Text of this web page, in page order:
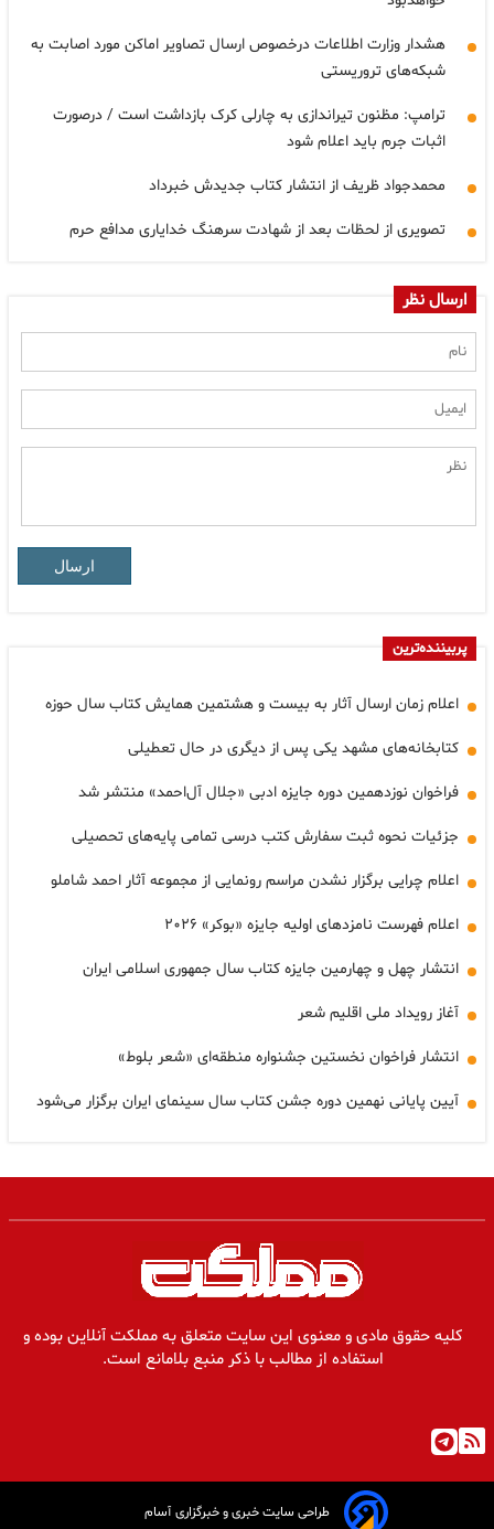
هشدار وزارت اطلاعات درخصوص ارسال تصاویر اماکن مورد اصابت به
شبکه‌های تروریستی
ترامپ: مظنون تیراندازی به چارلی کرک بازداشت است / درصورت
اثبات جرم باید اعلام شود
محمدجواد ظریف از انتشار کتاب جدیدش خبرداد
تصویری از لحظات بعد از شهادت سرهنگ خدایاری مدافع حرم
ارسال نظر
ارسال
پربیننده‌ترین
اعلام زمان ارسال آثار به بیست و هشتمین همایش کتاب سال حوزه
کتابخانه‌های مشهد یکی پس از دیگری در حال تعطیلی
فراخوان نوزدهمین دوره‌ جایزه‌ ادبی «جلال آل‌احمد» منتشر شد
جزئیات نحوه ثبت سفارش کتب درسی تمامی پایه‌های تحصیلی
اعلام چرایی برگزار نشدن مراسم رونمایی از مجموعه آثار احمد شاملو
اعلام فهرست نامزدهای اولیه جایزه «بوکر» ۲۰۲۶
انتشار چهل و چهارمین جایزه کتاب سال جمهوری اسلامی ایران
آغاز رویداد ملی اقلیم شعر
انتشار فراخوان نخستین جشنواره منطقه‌ای «شعر بلوط»
آیین پایانی نهمین دوره جشن کتاب سال سینمای ایران برگزار می‌شود
کلیه حقوق مادی و معنوی این سایت متعلق به مملکت آنلاین بوده و
استفاده از مطالب با ذکر منبع بلامانع است.
طراحی سایت خبری و خبرگزاری آسام